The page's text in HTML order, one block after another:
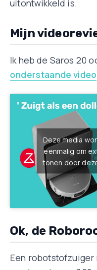
uitontwikkeld is.
Mijn
Ik heb de Saros 20
onderstaande video
Deze media
eenmalig om
tonen door
Ok, de
Een robotstofzuiger